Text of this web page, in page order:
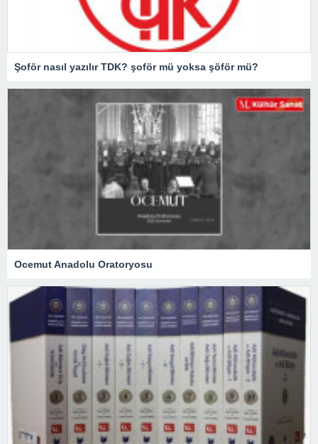
Şoför nasıl yazılır TDK? şoför mü yoksa şöför mü?
Ocemut Anadolu Oratoryosu